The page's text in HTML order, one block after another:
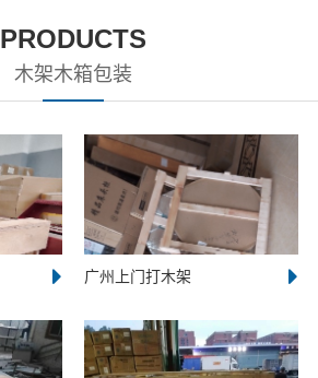
PRODUCTS
木架木箱包装
广州上门打木架